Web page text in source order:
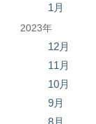
1月
2023年
12月
11月
10月
9月